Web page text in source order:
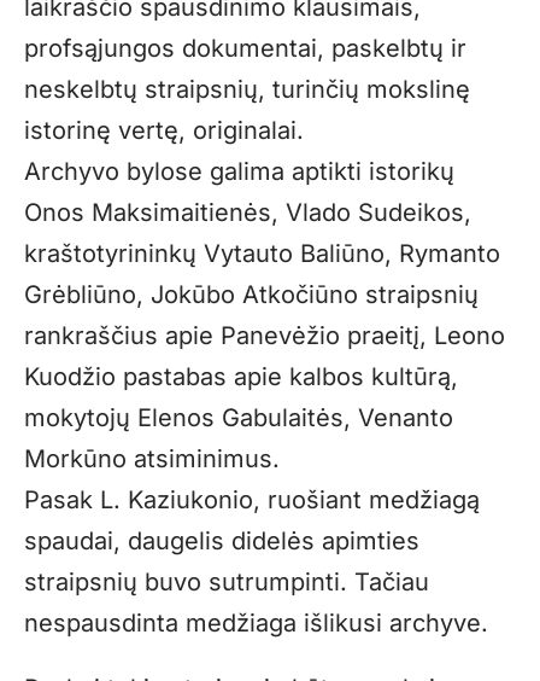
laikraščio spausdinimo klausimais,
profsąjungos dokumentai, paskelbtų ir
neskelbtų straipsnių, turinčių mokslinę
istorinę vertę, originalai.
Archyvo bylose galima aptikti istorikų
Onos Maksimaitienės, Vlado Sudeikos,
kraštotyrininkų Vytauto Baliūno, Rymanto
Grėbliūno, Jokūbo Atkočiūno straipsnių
rankraščius apie Panevėžio praeitį, Leono
Kuodžio pastabas apie kalbos kultūrą,
mokytojų Elenos Gabulaitės, Venanto
Morkūno atsiminimus.
Pasak L. Kaziukonio, ruošiant medžiagą
spaudai, daugelis didelės apimties
straipsnių buvo sutrumpinti. Tačiau
nespausdinta medžiaga išlikusi archyve.